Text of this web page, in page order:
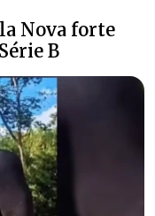
Nova forte
B